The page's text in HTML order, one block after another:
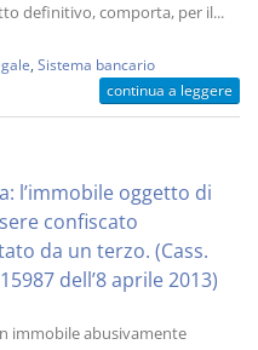
definitivo, comporta, per il...
Sistema bancario
continua a leggere
l’immobile oggetto di
confiscato
da un terzo. (Cass.
dell’8 aprile 2013)
immobile abusivamente